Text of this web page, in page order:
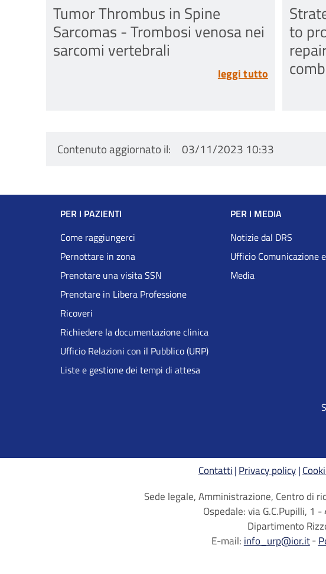
Tumor Thrombus in Spine
Sarcomas - Trombosi venosa nei
sarcomi vertebrali
leggi tutto
to
Contenuto aggiornato il 03/11/2023 10:33
Navigazione
Footer
DRS
PER I PAZIENTI
Come raggiungerci
Pernottare in zona
Prenotare una visita SSN
Prenotare in Libera Professione
Ricoveri
Richiedere la documentazione clinica
Ufficio Relazioni con il Pubblico (URP)
Liste e gestione dei tempi di attesa
PER I MEDIA
Notizie dal DRS
Ufficio Comunicazione
Media
Contatti Privacy policy
Sede legale, Amministrazione, Centro di
Ospedale: via G.C.Pupilli,
Dipartimento
E-mail: info_urp@ior.it